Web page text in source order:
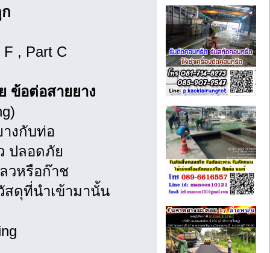
, Part C
ข้อต่อสายยาง
งกับท่อ
ปลอดภัย
วหรือก๊าช
สดุที่นำเข้ามานั้น